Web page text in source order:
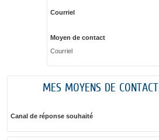
Courriel
Moyen de contact
Courriel
MES MOYENS DE CONTACT
Canal de réponse souhaité